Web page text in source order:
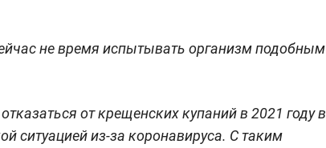
не время испытывать организм подобным
от крещенских купаний в 2021 году в
ситуацией из-за коронавируса. С таким